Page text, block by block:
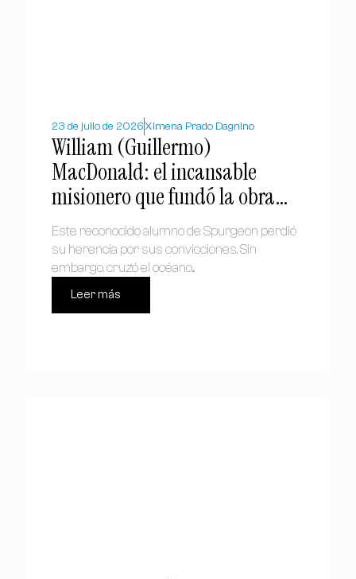
23 de julio de 2026 Ximena Prado Dagnino
William (Guillermo)
MacDonald: el incansable
misionero que fundó la obra
bautista en Chile
Este reconocido alumno de Spurgeon perdió
su herencia por sus convicciones. Sin
embargo, cruzó el océano...
Leer más